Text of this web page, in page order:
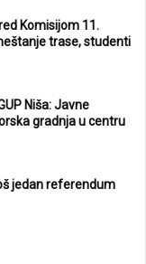
Komisijom 11.
trase, studenti
Niša: Javne
gradnja u centru
jedan referendum